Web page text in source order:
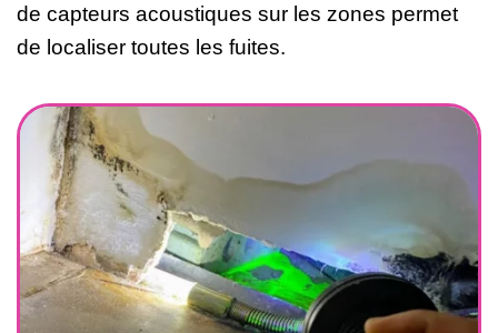
de capteurs acoustiques sur les zones permet
de localiser toutes les fuites.